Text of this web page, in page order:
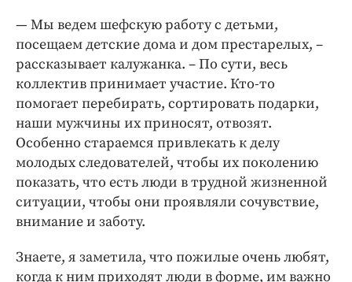
— Мы ведем шефскую работу с детьми,
посещаем детские дома и дом престарелых, ­–
рассказывает калужанка. – По сути, весь
коллектив принимает участие. Кто-то
помогает перебирать, сортировать подарки,
наши мужчины их приносят, отвозят.
Особенно стараемся привлекать к делу
молодых следователей, чтобы их поколению
показать, что есть люди в трудной жизненной
ситуации, чтобы они проявляли сочувствие,
внимание и заботу.
Знаете, я заметила, что пожилые очень любят,
когда к ним приходят люди в форме, им важно